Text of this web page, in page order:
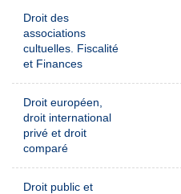
Droit des
associations
cultuelles. Fiscalité
et Finances
Droit européen,
droit international
privé et droit
comparé
Droit public et